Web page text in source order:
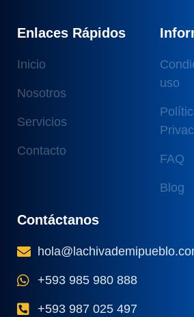
Enlaces Rápidos
Inicio
Nosotros
Servicios
Contacto
uso
FAQ
Blog
Contáctanos
+593 985 980 888
+593 987 025 497